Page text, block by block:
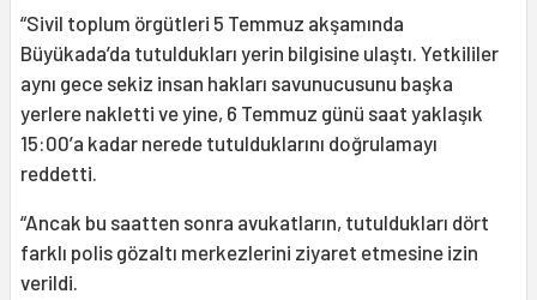
“Sivil toplum örgütleri 5 Temmuz akşamında
Büyükada’da tutuldukları yerin bilgisine ulaştı. Yetkililer
aynı gece sekiz insan hakları savunucusunu başka
yerlere nakletti ve yine, 6 Temmuz günü saat yaklaşık
15:00’a kadar nerede tutulduklarını doğrulamayı
reddetti.
“Ancak bu saatten sonra avukatların, tutuldukları dört
farklı polis gözaltı merkezlerini ziyaret etmesine izin
verildi.